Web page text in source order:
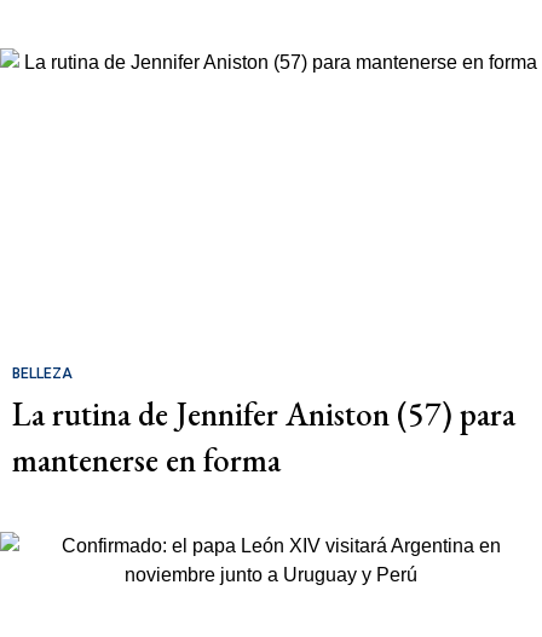
BELLEZA
La rutina de Jennifer Aniston (57) para
mantenerse en forma